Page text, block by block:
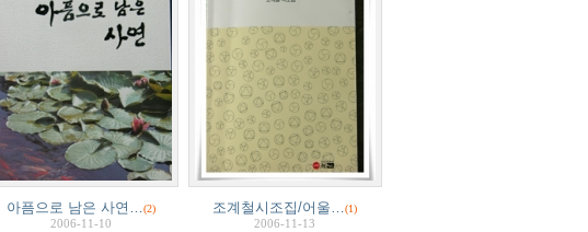
아픔으로 남은 사연…(2)
2006-11-10
조계철시조집/어울…(1)
2006-11-13